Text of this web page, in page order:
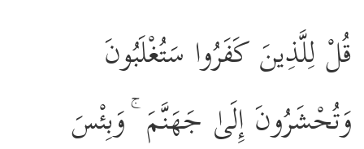
قُلْ لِلَّذِينَ كَفَرُوا سَتُغْلَبُونَ
وَتُحْشَرُونَ إِلَىٰ جَهَنَّمَ ۚ وَبِئْسَ